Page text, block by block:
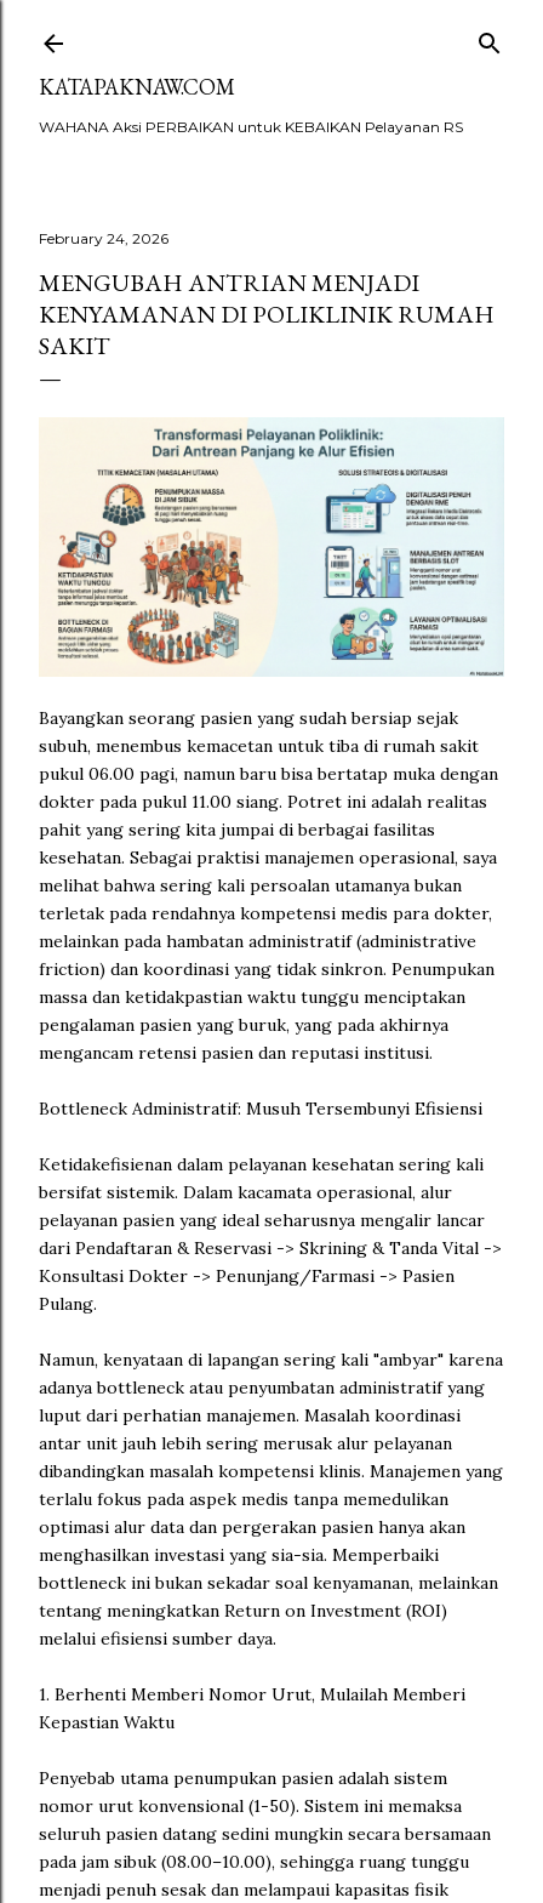
KATAPAKNAW.COM
WAHANA Aksi PERBAIKAN untuk KEBAIKAN Pelayanan RS
February 24, 2026
MENGUBAH ANTRIAN MENJADI
KENYAMANAN DI POLIKLINIK RUMAH
SAKIT
Bayangkan seorang pasien yang sudah bersiap sejak
subuh, menembus kemacetan untuk tiba di rumah sakit
pukul 06.00 pagi, namun baru bisa bertatap muka dengan
dokter pada pukul 11.00 siang. Potret ini adalah realitas
pahit yang sering kita jumpai di berbagai fasilitas
kesehatan. Sebagai praktisi manajemen operasional, saya
melihat bahwa sering kali persoalan utamanya bukan
terletak pada rendahnya kompetensi medis para dokter,
melainkan pada hambatan administratif (administrative
friction) dan koordinasi yang tidak sinkron. Penumpukan
massa dan ketidakpastian waktu tunggu menciptakan
pengalaman pasien yang buruk, yang pada akhirnya
mengancam retensi pasien dan reputasi institusi.
Bottleneck Administratif: Musuh Tersembunyi Efisiensi
Ketidakefisienan dalam pelayanan kesehatan sering kali
bersifat sistemik. Dalam kacamata operasional, alur
pelayanan pasien yang ideal seharusnya mengalir lancar
dari Pendaftaran & Reservasi -> Skrining & Tanda Vital ->
Konsultasi Dokter -> Penunjang/Farmasi -> Pasien
Pulang.
Namun, kenyataan di lapangan sering kali "ambyar" karena
adanya bottleneck atau penyumbatan administratif yang
luput dari perhatian manajemen. Masalah koordinasi
antar unit jauh lebih sering merusak alur pelayanan
dibandingkan masalah kompetensi klinis. Manajemen yang
terlalu fokus pada aspek medis tanpa memedulikan
optimasi alur data dan pergerakan pasien hanya akan
menghasilkan investasi yang sia-sia. Memperbaiki
bottleneck ini bukan sekadar soal kenyamanan, melainkan
tentang meningkatkan Return on Investment (ROI)
melalui efisiensi sumber daya.
1. Berhenti Memberi Nomor Urut, Mulailah Memberi
Kepastian Waktu
Penyebab utama penumpukan pasien adalah sistem
nomor urut konvensional (1-50). Sistem ini memaksa
seluruh pasien datang sedini mungkin secara bersamaan
pada jam sibuk (08.00–10.00), sehingga ruang tunggu
menjadi penuh sesak dan melampaui kapasitas fisik